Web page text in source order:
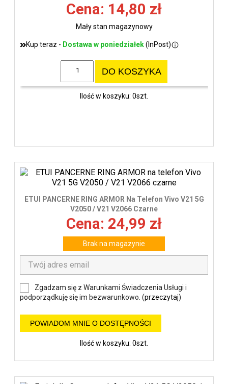
Cena: 14,80 zł
Mały stan magazynowy
Kup teraz - Dostawa w poniedziałek(InPost)
DO KOSZYKA
Ilość w koszyku: 0szt.
ETUI PANCERNE RING ARMOR Na Telefon Vivo V21 5G
V2050 / V21 V2066 Czarne
Cena: 24,99 zł
Brak na magazynie
Zgadzam się z Warunkami Świadczenia Usługi i
podporządkuję się im bezwarunkowo. (przeczytaj)
POWIADOM MNIE O DOSTĘPNOŚCI
Ilość w koszyku: 0szt.